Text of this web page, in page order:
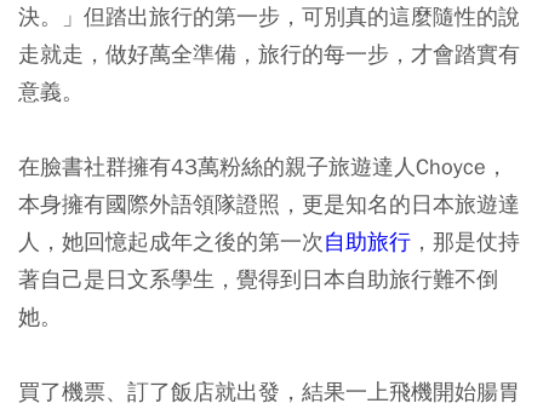
決。」但踏出旅行的第一步，可別真的這麼隨性的說
走就走，做好萬全準備，旅行的每一步，才會踏實有
意義。
在臉書社群擁有43萬粉絲的親子旅遊達人Choyce，
本身擁有國際外語領隊證照，更是知名的日本旅遊達
人，她回憶起成年之後的第一次自助旅行 ，那是仗持
著自己是日文系學生，覺得到日本自助旅行難不倒
她。
買了機票、訂了飯店就出發，結果一上飛機開始腸胃